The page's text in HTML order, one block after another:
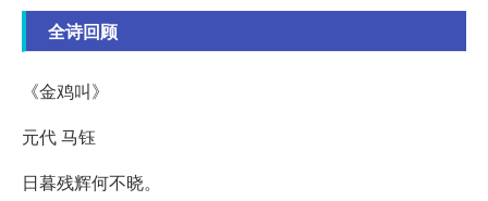
全诗回顾
《金鸡叫》
元代 马钰
日暮残辉何不晓。